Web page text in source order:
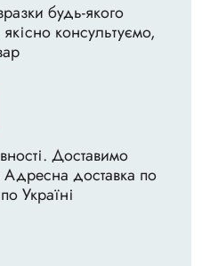
будь-якого
консультуємо,
Доставимо
доставка по
Україні